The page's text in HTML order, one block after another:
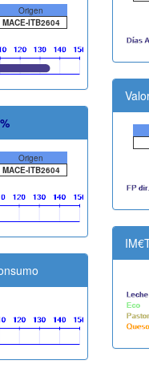
Origen
MACE-ITB2604
Origen
MACE-ITB2604